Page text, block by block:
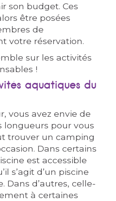
son budget. Ces
être posées
de
votre réservation.
sur les activités
!
aquatiques du
vous avez envie de
longueurs pour vous
trouver un camping
Dans certains
est accessible
s’agit d’un piscine
Dans d’autres, celle-
à certaines